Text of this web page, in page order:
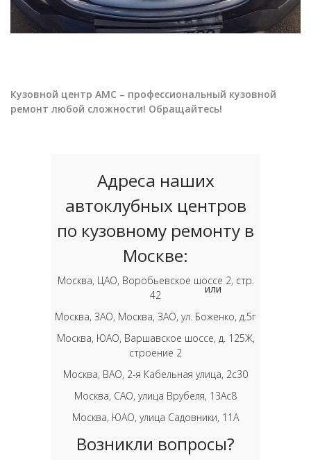
Кузовной центр АМС – профессиональный кузовной
ремонт любой сложности! Обращайтесь!
Адреса наших
автоклубных центров
по кузовному ремонту в
Москве:
Москва, ЦАО, Воробьевское шоссе 2, стр.
42
Москва, ЗАО, Москва, ЗАО, ул. Боженко, д.5г
Москва, ЮАО, Варшавское шоссе, д. 125Ж,
строение 2
Москва, ВАО, 2-я Кабельная улица, 2с30
Москва, САО, улица Врубеля, 13Ас8
Москва, ЮАО, улица Садовники, 11А
Возникли вопросы?
или